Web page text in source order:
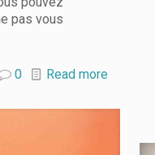
pas vous
0 Read more